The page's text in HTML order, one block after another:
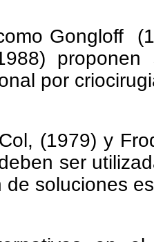
Gongloff
proponen
por
(1979) y
ser
de soluciones